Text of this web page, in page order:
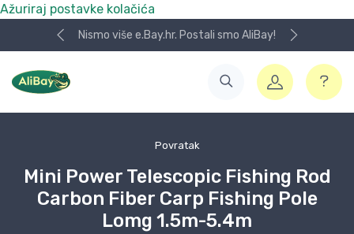
Ažuriraj postavke kolačića
Nismo više e.Bay.hr. Postali smo AliBay!
Povratak
Mini Power Telescopic Fishing Rod
Carbon Fiber Carp Fishing Pole
Lomg 1.5m-5.4m